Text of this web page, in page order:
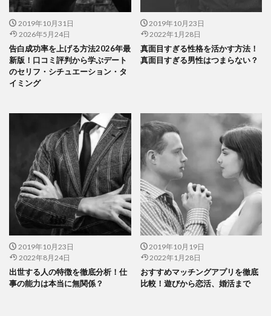
2019年10月31日
2026年5月24日
告白成功率を上げる方法2026年最
新版！口コミ評判から学ぶデート
のセリフ・シチュエーション・タ
イミング
2019年10月23日
2022年1月28日
真面目すぎる性格を活かす方法！
真面目すぎる男性はつまらない？
2019年10月23日
2022年8月24日
出世する人の特徴を徹底分析！仕
事の能力は本当に無関係？
2019年10月19日
2022年1月28日
おすすめマッチングアプリを徹底
比較！遊びから恋活、婚活まで